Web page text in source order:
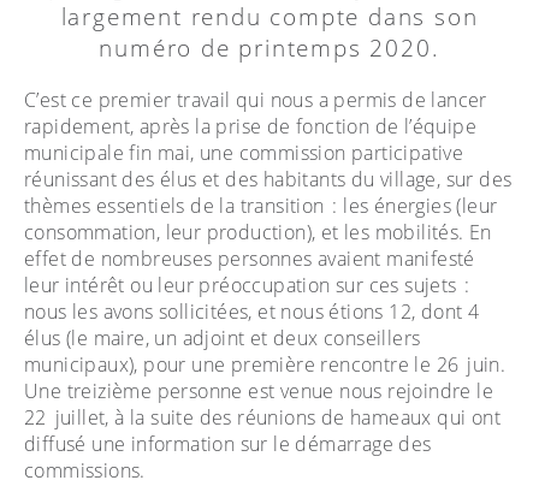
largement rendu compte dans son
numéro de printemps 2020.
C’est ce premier travail qui nous a permis de lancer
rapidement, après la prise de fonction de l’équipe
municipale fin mai, une commission participative
réunissant des élus et des habitants du village, sur des
thèmes essentiels de la transition : les énergies (leur
consommation, leur production), et les mobilités. En
effet de nombreuses personnes avaient manifesté
leur intérêt ou leur préoccupation sur ces sujets :
nous les avons sollicitées, et nous étions 12, dont 4
élus (le maire, un adjoint et deux conseillers
municipaux), pour une première rencontre le 26 juin.
Une treizième personne est venue nous rejoindre le
22 juillet, à la suite des réunions de hameaux qui ont
diffusé une information sur le démarrage des
commissions.